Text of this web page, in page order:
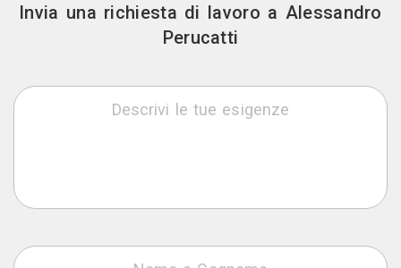
Invia una richiesta di lavoro a Alessandro
Perucatti